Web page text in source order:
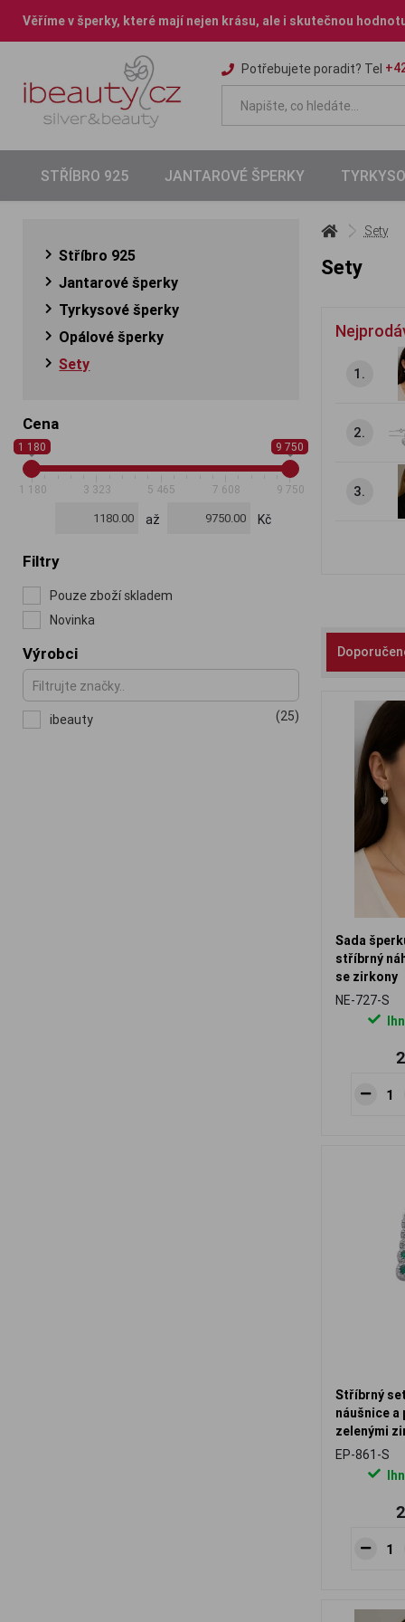
Věříme v šperky, které mají nejen krásu, ale i skutečnou
Potřebujete poradit? Tel
STŘÍBRO 925 JANTAROVÉ ŠPERKY
Stříbro 925
Jantarové šperky
Tyrkysové šperky
Opálové šperky
Sety
Cena
1 180 9 750
1 180 3 323 5 465 7 608 9 750
až Kč
Filtry
Pouze zboží skladem
Novinka
Výrobci
ibeauty (25)
Sety
Sety
1.
2.
3.
Sada
stříbrný
se zirkony
NE-727-S
Stříbrný
náušnice a
zelenými
design
EP-861-S